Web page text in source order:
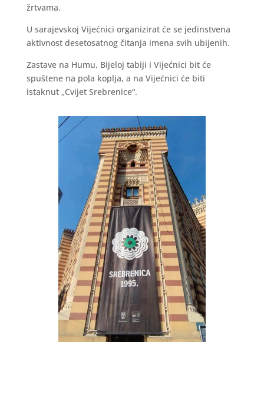
žrtvama.
U sarajevskoj Vijećnici organizirat će se jedinstvena
aktivnost desetosatnog čitanja imena svih ubijenih.
Zastave na Humu, Bijeloj tabiji i Vijećnici bit će
spuštene na pola koplja, a na Vijećnici će biti
istaknut „Cvijet Srebrenice“.